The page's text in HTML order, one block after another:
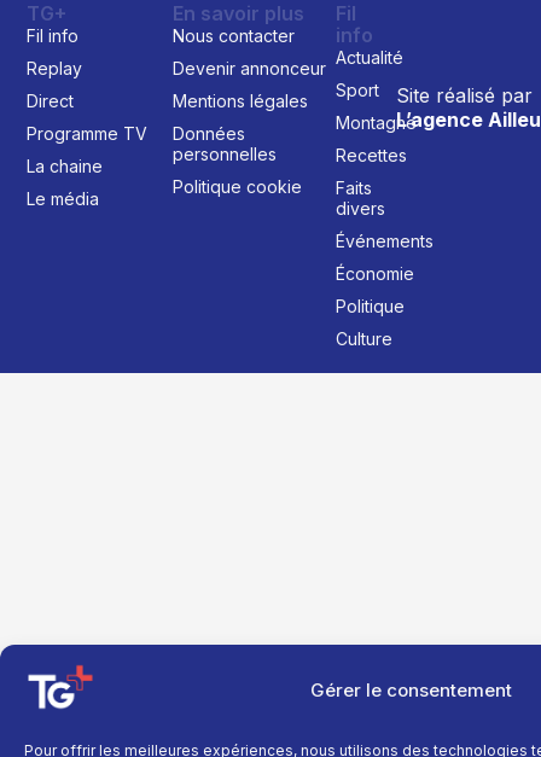
Gérer le consentement
Pour offrir les meilleures expériences, nous utilisons des technologies
Site réalisé par
L’agence
TG+
Fil info
Replay
Direct
Programme TV
La chaine
Le média
En savoir plus
Nous contacter
Devenir annonceur
Mentions légales
Données
personnelles
Politique cookie
Fil
info
Actualité
Sport
Montagne
Recettes
Faits
divers
Événements
Économie
Politique
Culture